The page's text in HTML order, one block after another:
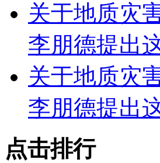
关于地质灾
李朋德提出
关于地质灾
李朋德提出
点击排行